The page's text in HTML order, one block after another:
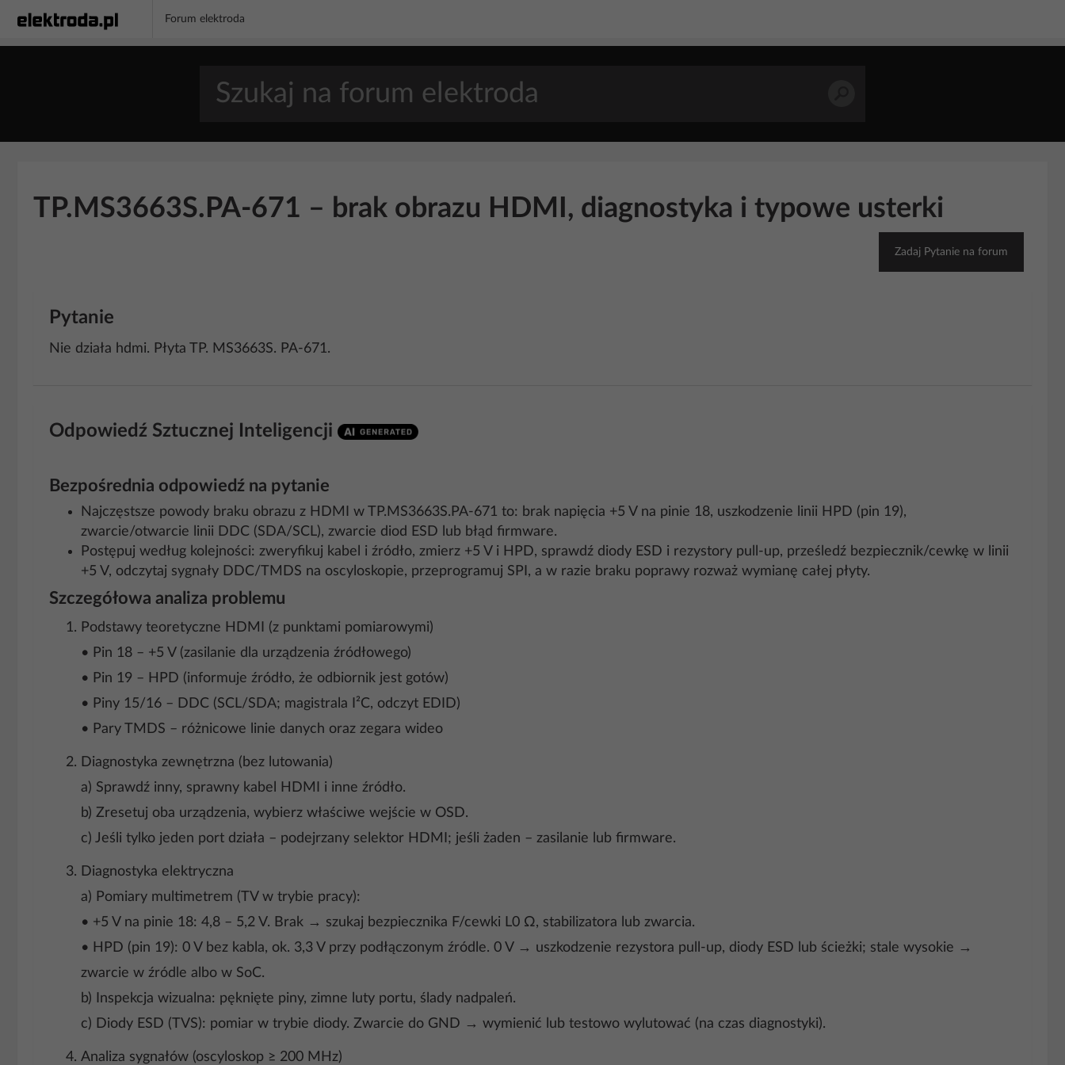
Forum elektroda
TP.MS3663S.PA-671 – brak obrazu HDMI, diagnostyka i typowe usterki
Zadaj Pytanie na forum
Pytanie
Nie działa hdmi. Płyta TP. MS3663S. PA-671.
Odpowiedź Sztucznej Inteligencji
Bezpośrednia odpowiedź na pytanie
Najczęstsze powody braku obrazu z HDMI w TP.MS3663S.PA-671 to: brak napięcia +5 V na pinie 18, uszkodzenie linii HPD (pin 19),
zwarcie/otwarcie linii DDC (SDA/SCL), zwarcie diod ESD lub błąd firmware.
Postępuj według kolejności: zweryfikuj kabel i źródło, zmierz +5 V i HPD, sprawdź diody ESD i rezystory pull-up, prześledź bezpiecznik/cewkę w linii
+5 V, odczytaj sygnały DDC/TMDS na oscyloskopie, przeprogramuj SPI, a w razie braku poprawy rozważ wymianę całej płyty.
Szczegółowa analiza problemu
Podstawy teoretyczne HDMI (z punktami pomiarowymi)
• Pin 18 – +5 V (zasilanie dla urządzenia źródłowego)
• Pin 19 – HPD (informuje źródło, że odbiornik jest gotów)
• Piny 15/16 – DDC (SCL/SDA; magistrala I²C, odczyt EDID)
• Pary TMDS – różnicowe linie danych oraz zegara wideo
Diagnostyka zewnętrzna (bez lutowania)
a) Sprawdź inny, sprawny kabel HDMI i inne źródło.
b) Zresetuj oba urządzenia, wybierz właściwe wejście w OSD.
c) Jeśli tylko jeden port działa – podejrzany selektor HDMI; jeśli żaden – zasilanie lub firmware.
Diagnostyka elektryczna
a) Pomiary multimetrem (TV w trybie pracy):
• +5 V na pinie 18: 4,8 – 5,2 V. Brak → szukaj bezpiecznika F/cewki L0 Ω, stabilizatora lub zwarcia.
• HPD (pin 19): 0 V bez kabla, ok. 3,3 V przy podłączonym źródle. 0 V → uszkodzenie rezystora pull-up, diody ESD lub ścieżki; stale wysokie →
zwarcie w źródle albo w SoC.
b) Inspekcja wizualna: pęknięte piny, zimne luty portu, ślady nadpaleń.
c) Diody ESD (TVS): pomiar w trybie diody. Zwarcie do GND → wymienić lub testowo wylutować (na czas diagnostyki).
Analiza sygnałów (oscyloskop ≥ 200 MHz)